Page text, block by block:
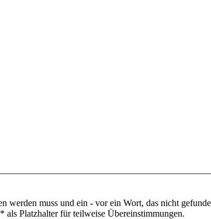
werden muss und ein - vor ein Wort, das nicht
als Platzhalter für teilweise Übereinstimmungen.